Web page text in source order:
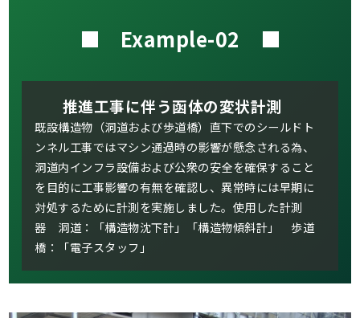
■ Example-02 ■
推進工事に伴う函体の変状計測
既設構造物（洞道および歩道橋）直下でのシールドト
ンネル工事ではマシン通過時の影響が懸念される為、
洞道内インフラ設備および公衆の安全を確保すること
を目的に工事影響の有無を確認し、異常時には早期に
対処するために計測を実施しました。使用した計測
器 洞道：「構造物沈下計」「構造物傾斜計」 歩道
橋：「電子スタッフ」